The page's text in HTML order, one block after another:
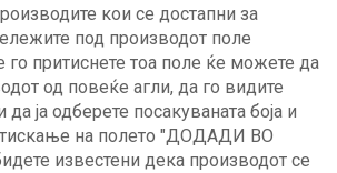
кои се достапни за
под производот поле
притиснете тоа поле ќе можете да
од повеќе агли, да го видите
да ја одберете посакуваната боја и
на полето "ДОДАДИ ВО
известени дека производот се